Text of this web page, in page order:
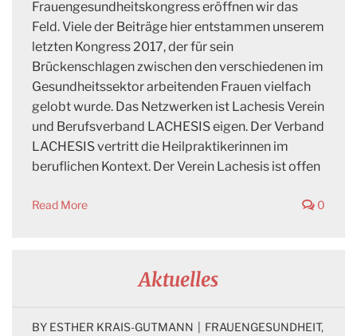
Frauengesundheitskongress eröffnen wir das
Feld. Viele der Beiträge hier entstammen unserem
letzten Kongress 2017, der für sein
Brückenschlagen zwischen den verschiedenen im
Gesundheitssektor arbeitenden Frauen vielfach
gelobt wurde. Das Netzwerken ist Lachesis Verein
und Berufsverband LACHESIS eigen. Der Verband
LACHESIS vertritt die Heilpraktikerinnen im
beruflichen Kontext. Der Verein Lachesis ist offen
Read More 0
Aktuelles
BY ESTHER KRAIS-GUTMANN FRAUENGESUNDHEIT